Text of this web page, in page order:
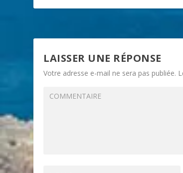
LAISSER UNE RÉPONSE
Votre adresse e-mail ne sera pas publiée.